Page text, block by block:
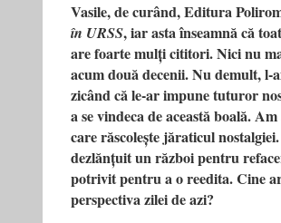
Vasile, de curând, Editura
în URSS, iar asta înseamnă că
are foarte mulți cititori. Nici nu
acum două decenii. Nu demult,
zicând că le‑ar impune tuturor
a se vindeca de această boală.
care răscolește jăraticul
dezlănțuit un război pentru
potrivit pentru a o reedita. Cine
perspectiva zilei de azi?